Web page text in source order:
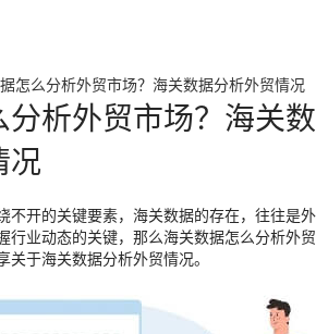
怎么分析外贸市场？海关数据分析外贸情况
析外贸市场？海关数
况
不开的关键要素，海关数据的存在，往往是外
行业动态的关键，那么海关数据怎么分析外贸
于海关数据分析外贸情况。